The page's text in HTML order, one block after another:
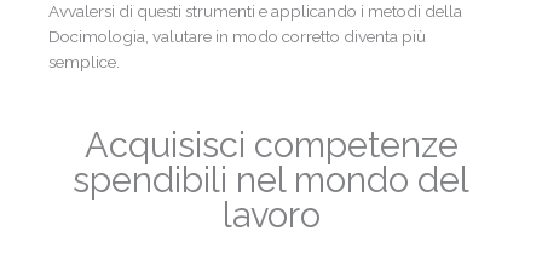
Avvalersi di questi strumenti e applicando i metodi della
Docimologia, valutare in modo corretto diventa più
semplice.
Acquisisci competenze
spendibili nel mondo del
lavoro